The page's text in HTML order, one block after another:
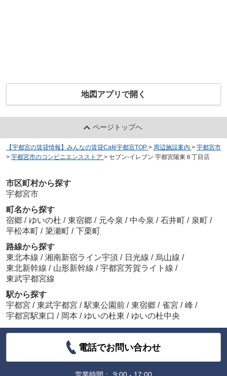
地図アプリで開く
ページトップへ
【宇都宮の賃貸情報】みんなの賃貸Café宇都宮TOP > 周辺施設案内 > 宇都宮市
> 宇都宮市のコンビニエンスストア > セブン-イレブン 宇都宮陽東８丁目店
市区町村から探す
宇都宮市
町名から探す
宿郷 / ゆいの杜 / 東宿郷 / 元今泉 / 中今泉 / 石井町 / 泉町 /
平松本町 / 簗瀬町 / 下栗町
路線から探す
東北本線 / 湘南新宿ライン宇須 / 日光線 / 烏山線 /
東北新幹線 / 山形新幹線 / 宇都宮芳賀ライト線 /
東武宇都宮線
駅から探す
宇都宮 / 東武宇都宮 / 駅東公園前 / 東宿郷 / 雀宮 / 峰 /
宇都宮駅東口 / 岡本 / ゆいの杜東 / ゆいの杜中央
電話でお問い合わせ
営業時間：